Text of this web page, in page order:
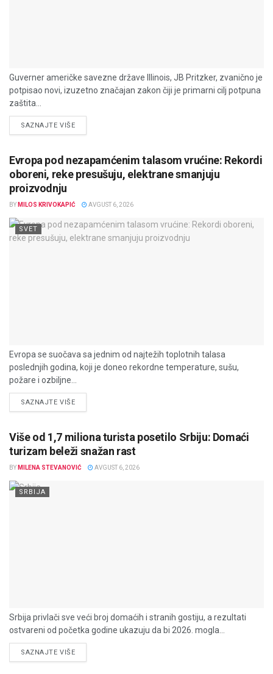
Guverner američke savezne države Illinois, JB Pritzker, zvanično je
potpisao novi, izuzetno značajan zakon čiji je primarni cilj potpuna
zaštita...
SAZNAJTE VIŠEDETAILS
Evropa pod nezapamćenim talasom vrućine: Rekordi
oboreni, reke presušuju, elektrane smanjuju
proizvodnju
BY MILOS KRIVOKAPIĆ AVGUST 6, 2026
SVET
Evropa se suočava sa jednim od najtežih toplotnih talasa
poslednjih godina, koji je doneo rekordne temperature, sušu,
požare i ozbiljne...
SAZNAJTE VIŠEDETAILS
Više od 1,7 miliona turista posetilo Srbiju: Domaći
turizam beleži snažan rast
BY MILENA STEVANOVIĆ AVGUST 6, 2026
SRBIJA
Srbija privlači sve veći broj domaćih i stranih gostiju, a rezultati
ostvareni od početka godine ukazuju da bi 2026. mogla...
SAZNAJTE VIŠEDETAILS